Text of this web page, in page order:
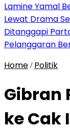
Lamine Yamal
Lewat Drama
Ditanggapi
Pelanggaran
Home / Politik
Gibran
ke Cak